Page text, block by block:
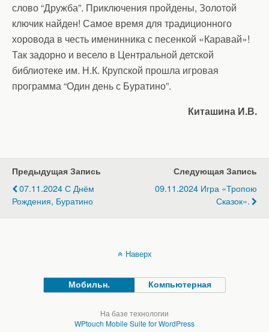
слово “Дружба”. Приключения пройдены, Золотой
ключик найден! Самое время для традиционного
хоровода в честь именинника с песенкой «Каравай»!
Так задорно и весело в Центральной детской
библиотеке им. Н.К. Крупской прошла игровая
программа “Один день с Буратино”.
Киташина И.В.
Предыдущая Запись
07.11.2024 С Днём
Рождения, Буратино
Следующая Запись
09.11.2024 Игра «Тропою
Сказок».
Наверх
Мобильн. Компьютерная
На базе технологии
WPtouch Mobile Suite for WordPress